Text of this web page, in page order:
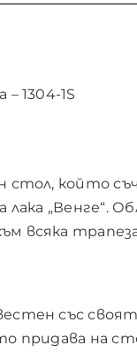
1304-1S
стол, който
„Венге“.
всяка
със
придава на